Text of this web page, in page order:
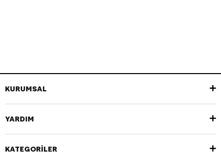
KURUMSAL
YARDIM
KATEGORİLER